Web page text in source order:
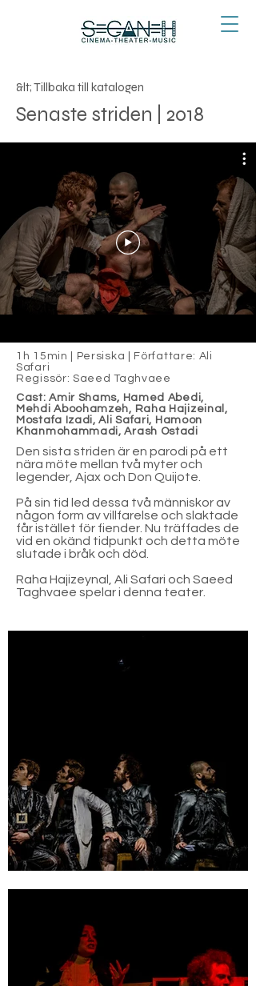
&lt; Tillbaka till katalogen
Senaste striden | 2018
1h 15min | Persiska | Författare: Ali
Safari
Regissör: Saeed Taghvaee
Cast: Amir Shams, Hamed Abedi,
Mehdi Aboohamzeh, Raha Hajizeinal,
Mostafa Izadi, Ali Safari, Hamoon
Khanmohammadi, Arash Ostadi
Den sista striden är en parodi på ett
nära möte mellan två myter och
legender, Ajax och Don Quijote.
På sin tid led dessa två människor av
någon form av villfarelse och slaktade
får istället för fiender. Nu träffades de
vid en okänd tidpunkt och detta möte
slutade i bråk och död.
Raha Hajizeynal, Ali Safari och Saeed
Taghvaee spelar i denna teater.